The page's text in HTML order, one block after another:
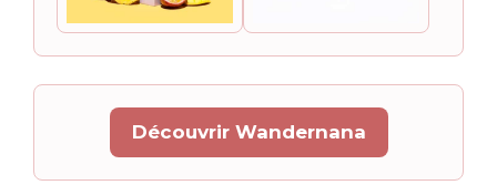
Découvrir Wandernana